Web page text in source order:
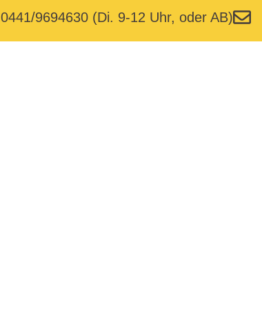
0441/9694630 (Di. 9-12 Uhr, oder AB)